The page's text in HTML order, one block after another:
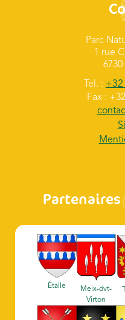
Parc
1 rue
Tel. : +32
Fax :
Étalle
Meix-dvt-
Virton